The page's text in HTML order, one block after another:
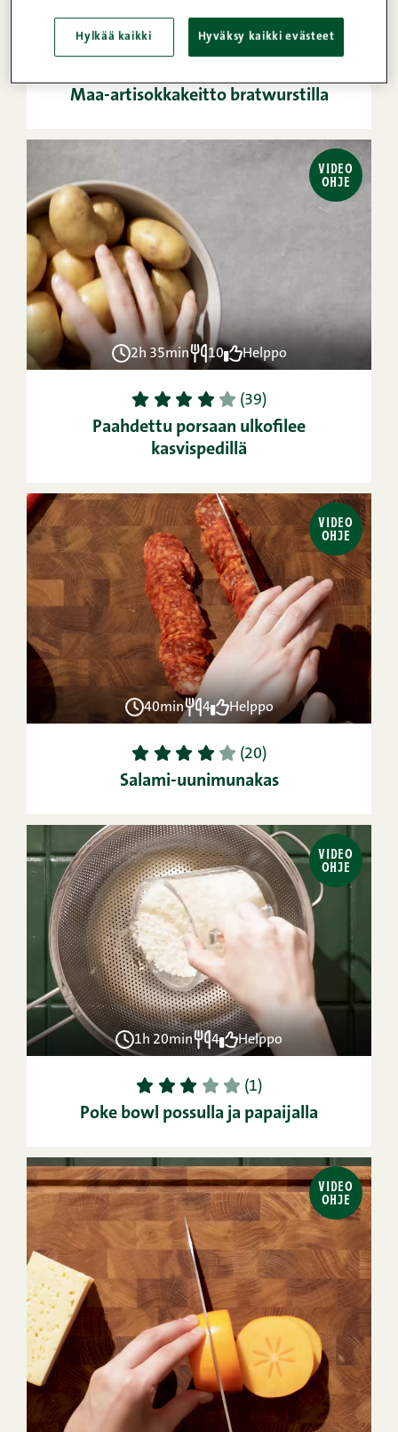
40min 5 Helppo
Maa-artisokkakeitto bratwurstilla
VIDEO
OHJE
2h 35min 10 Helppo
1 2 3 4 5 (39)
Paahdettu porsaan ulkofilee
kasvispedillä
VIDEO
OHJE
40min 4 Helppo
1 2 3 4 5 (20)
Salami-uunimunakas
VIDEO
OHJE
1h 20min 4 Helppo
1 2 3 4 5 (1)
Poke bowl possulla ja papaijalla
VIDEO
OHJE
Hylkää kaikki Hyväksy kaikki evästeet